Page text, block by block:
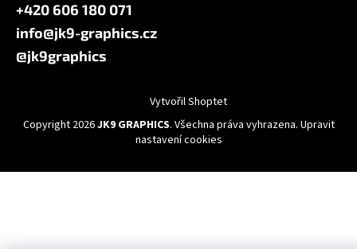
+420 606 180 071
info@jk9-graphics.cz
@jk9graphics
Vytvořil Shoptet
Copyright 2026JK9 GRAPHICS. Všechna práva vyhrazena. Upravit
nastavení cookies